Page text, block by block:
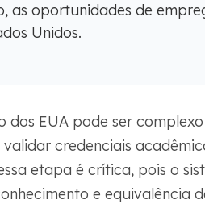
as oportunidades de
Unidos.
EUA pode ser
credenciais
etapa é crítica, pois o
e equivalência